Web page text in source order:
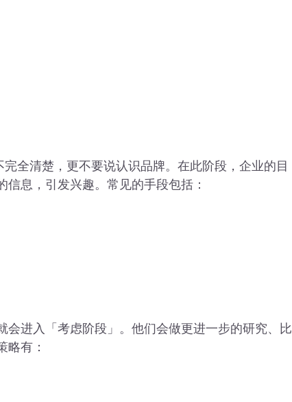
全清楚，更不要说认识品牌。在此阶段，企业的目
息，引发兴趣。常见的手段包括：
进入「考虑阶段」。他们会做更进一步的研究、比
有：